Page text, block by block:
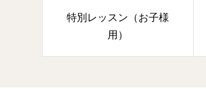
法人向けプログラム